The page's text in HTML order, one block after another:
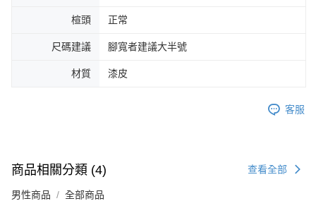
楦頭 正常
尺碼建議 腳寬者建議大半號
材質 漆皮
客服
商品相關分類 (4) 查看全部
男性商品 全部商品